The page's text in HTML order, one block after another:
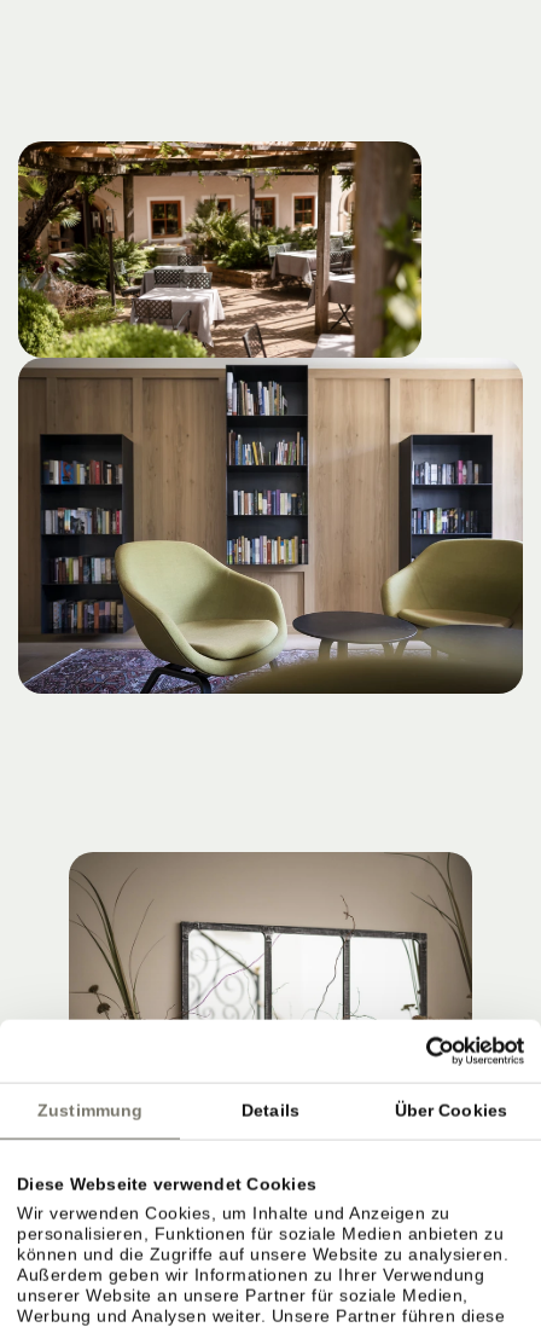
Zustimmung Details Über Cookies
Diese Webseite verwendet Cookies
Wir verwenden Cookies, um Inhalte und Anzeigen zu
personalisieren, Funktionen für soziale Medien anbieten zu
können und die Zugriffe auf unsere Website zu analysieren.
Außerdem geben wir Informationen zu Ihrer Verwendung
unserer Website an unsere Partner für soziale Medien,
Werbung und Analysen weiter. Unsere Partner führen diese